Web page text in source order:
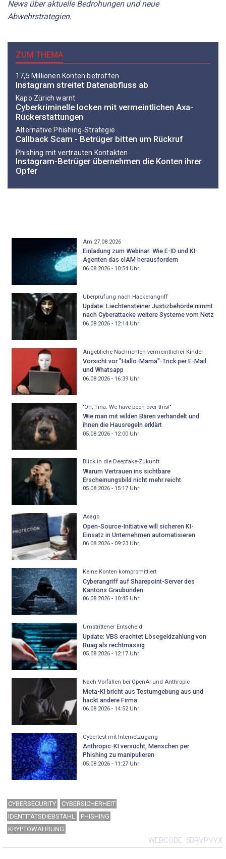
News über aktuelle Bedrohungen und neue
Abwehrstrategien.
ZUM THEMA
17,5 Millionen Konten betroffen
Instagram streitet Datenabfluss ab
Kapo Zürich warnt
Cyberkriminelle locken mit vermeintlichen Axa-
Rückerstattungen
Alternative Phishing-Strategie
Callback Scam - Betrüger bitten um Rückruf
Phishing mit vertrauten Kontakten
Instagram-Betrüger übernehmen die Konten ihrer
Opfer
Am 27.08.2026
Einladung zum Webinar: Wie E-ID und KI-
Agenten das cIAM herausfordern
06.08.2026 - 10:54Uhr
Überprüfung nach Hackerangriff
Update: Liechtensteiner Justizbehörde nimmt
nach Cyberattacke weitere Systeme vom Netz
06.08.2026 - 12:14Uhr
Angebliche Nachrichten vermeintlicher Kinder
Vorsicht vor "Hallo-Mama"-Trick per E-Mail
und Whatsapp
06.08.2026 - 16:39Uhr
"Oh, Tina. We have been over this!"
Wie man mit wilden Bären verhandelt und
ihnen die Hausregeln erklärt
05.08.2026 - 12:00Uhr
Blick in die Deepfake-Zukunft
Warum Vertrauen ins sichtbare
Erscheinungsbild nicht mehr reicht
05.08.2026 - 15:17Uhr
Asago
Open-Source-Initiative will sicheren KI-
Einsatz in Unternehmen automatisieren
06.08.2026 - 09:23Uhr
Keine Konten kompromittiert
Cyberangriff auf Sharepoint-Server des
Kantons Graubünden
06.08.2026 - 10:45Uhr
Umstrittener Entscheid
Update: VBS erachtet Lösegeldzahlung von
Ruag als rechtmässig
05.08.2026 - 12:17Uhr
Nach Vorfällen bei OpenAI und Anthropic
Meta-KI bricht aus Testumgebung aus und
hackt andere Firma
06.08.2026 - 14:52Uhr
Cybertest mit Internetzugang
Anthropic-KI versucht, Menschen per
Phishing zu manipulieren
05.08.2026 - 11:27Uhr
CYBERSECURITY
CYBERSICHERHEIT
IDENTITÄTSDIEBSTAHL
PHISHING
KRYPTOWÄHRUNG
WEBCODE 5BRVPVYX